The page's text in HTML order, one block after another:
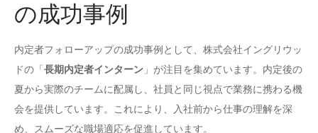
の成功事例
内定者フォローアップの成功事例として、株式会社イングリウッ
ドの「 長期内定者インターン」が注目を集めています。内定後の
夏から実際のチームに配属し、社員と同じ視点で業務に携わる機
会を提供しています。これにより、入社前から仕事の理解を深
め、スムーズな職場適応を促進しています。